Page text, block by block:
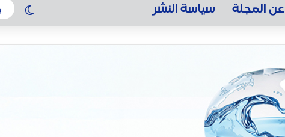
عن المجلة سياسة النشر